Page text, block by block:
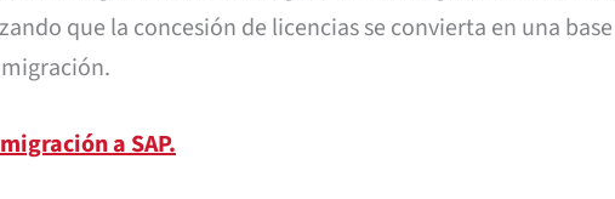
que la concesión de licencias se convierta en una base
a SAP.